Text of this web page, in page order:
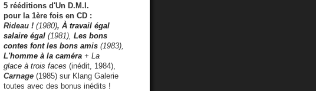
5 rééditions d'Un D.M.I.
pour la 1ère fois en CD :
Rideau ! (1980), À travail égal
salaire égal (1981), Les bons
contes font les bons amis (1983),
L'homme à la caméra + La
glace à trois faces (inédit, 1984),
Carnage (1985) sur Klang Galerie
toutes avec des bonus inédits !